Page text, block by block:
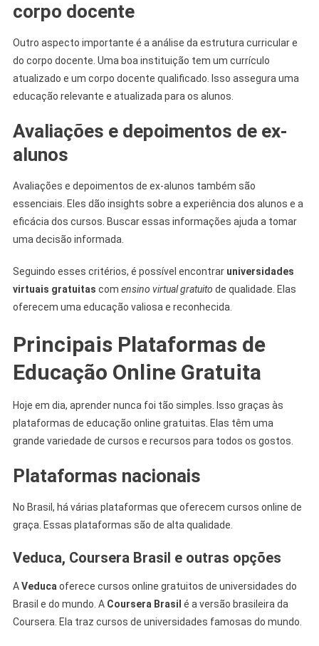
corpo docente
Outro aspecto importante é a análise da estrutura curricular e
do corpo docente. Uma boa instituição tem um currículo
atualizado e um corpo docente qualificado. Isso assegura uma
educação relevante e atualizada para os alunos.
Avaliações e depoimentos de ex-
alunos
Avaliações e depoimentos de ex-alunos também são
essenciais. Eles dão insights sobre a experiência dos alunos e a
eficácia dos cursos. Buscar essas informações ajuda a tomar
uma decisão informada.
Seguindo esses critérios, é possível encontrar universidades
virtuais gratuitas com ensino virtual gratuito de qualidade. Elas
oferecem uma educação valiosa e reconhecida.
Principais Plataformas de
Educação Online Gratuita
Hoje em dia, aprender nunca foi tão simples. Isso graças às
plataformas de educação online gratuitas. Elas têm uma
grande variedade de cursos e recursos para todos os gostos.
Plataformas nacionais
No Brasil, há várias plataformas que oferecem cursos online de
graça. Essas plataformas são de alta qualidade.
Veduca, Coursera Brasil e outras opções
AVeducaoferece cursos online gratuitos de universidades do
Brasil e do mundo. A Coursera Brasil é a versão brasileira da
Coursera. Ela traz cursos de universidades famosas do mundo.